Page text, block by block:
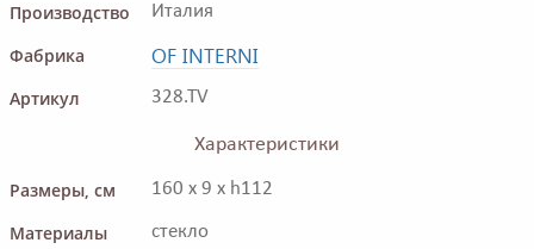
Производство
Италия
Фабрика OF INTERNI
Артикул 328.TV
Характеристики
Размеры, см
160 x 9 x h112
Материалы стекло